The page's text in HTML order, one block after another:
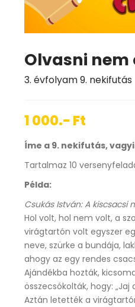
Olvasni nem
3. évfolyam 9. nekifutás
1 000.- Ft
Íme a 9. nekifutás,
Tartalmaz 10
Példa:
Csukás István: A kiscsacsi
Hol volt, hol nem volt, a
virágtartón volt egyszer
neve, szürke a bundája,
ahogy az egy rendes
Ajándékba hozták,
összecsókolták, hogy: „Jaj
Aztán letették a